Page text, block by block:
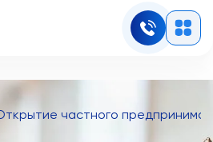
частного